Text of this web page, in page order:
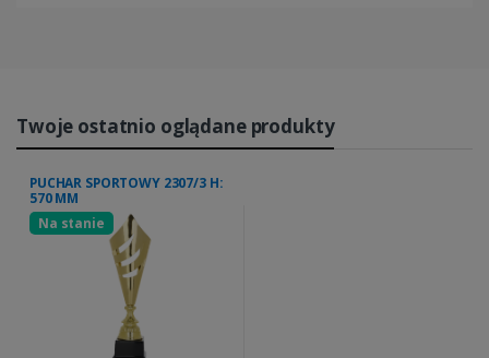
Twoje ostatnio oglądane produkty
PUCHAR SPORTOWY 2307/3 H:
570 MM
Na stanie